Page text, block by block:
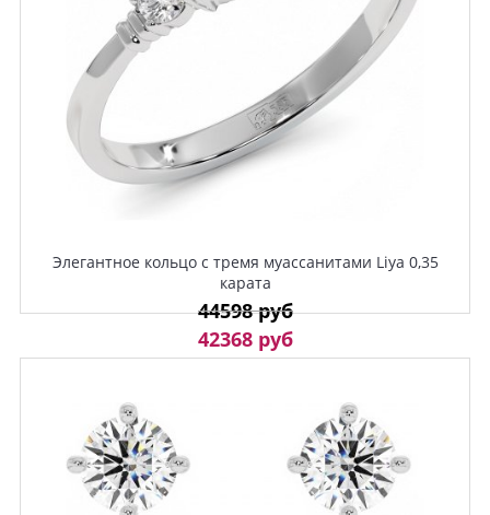
Элегантное кольцо с тремя муассанитами Liya 0,35
карата
44598 руб
42368 руб